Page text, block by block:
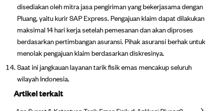
disediakan oleh mitra jasa pengiriman yang bekerjasama dengan
Pluang, yaitu kurir SAP Express. Pengajuan klaim dapat dilakukan
maksimal 14 hari kerja setelah pemesanan dan akan diproses
berdasarkan pertimbangan asuransi. Pihak asuransi berhak untuk
menolak pengajuan klaim berdasarkan diskresinya.
Saat ini jangkauan layanan tarik fisik emas mencakup seluruh
wilayah Indonesia.
Artikel terkait